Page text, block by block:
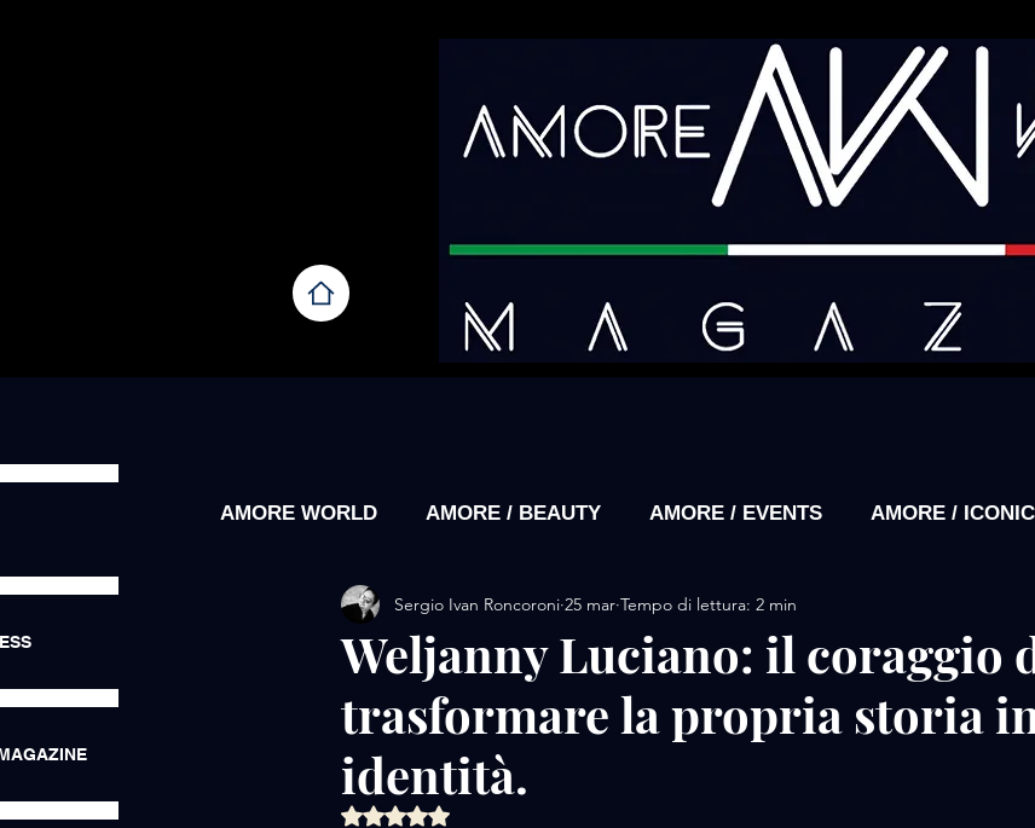
AMORE WORLD AMORE / BEAUTY AMORE / EVENTS AMORE / ICONIC
AMORE / EXHIBITIONS AMORE / DESIGN AMORE / MOTORS / SPORT
AMORE / LUXURY LIFE AMORE/ MOVIE AMORE / PERFUME
AMORE / HOTEL AMORE / FOOD
Weljanny Luciano: il coraggio
trasformare la propria storia
identità.
Sergio Ivan Roncoroni 25 mar Tempo di lettura: 2 min
Valutazione NaN stelle su 5.